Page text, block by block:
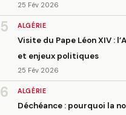
25 Fév 2026
5 ALGÉRIE
Visite du Pape Léon XIV :
et enjeux politiques
25 Fév 2026
6 ALGÉRIE
Déchéance : pourquoi la